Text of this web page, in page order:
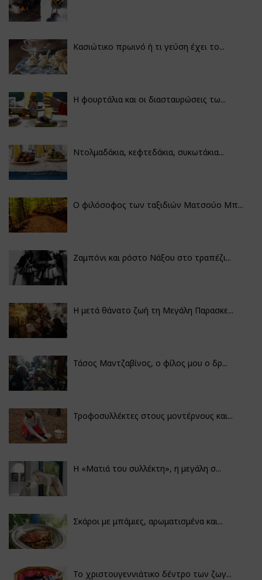
Κασιώτικο πρωινό ή τι γεύση έχει το...
Η φουρτάλια και οι διασταυρώσεις τω...
Ντολμαδάκια, κεφτεδάκια, συκωτάκια...
Ο φιλόσοφος των ταξιδιών Ματσούο Μπ...
Ζαμπόνι και ρόστο Νάξου στο τραπέζι...
Η μετά θάνατο ζωή τη Μεγάλη Παρασκε...
Τάσος Μαντζαβίνος, ο φίλος μου ο δρ...
Τροφοσυλλέκτες στους μοντέρνους και...
H «Ματιά του συλλέκτη», η μεγάλη σ...
Σκάροι με μπάμιες, αρωματισμένα και...
Το χριστουγεννιάτικο δέντρο των ζωγ...